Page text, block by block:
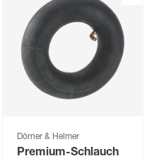
Dörner & Helmer
Premium-Schlauch